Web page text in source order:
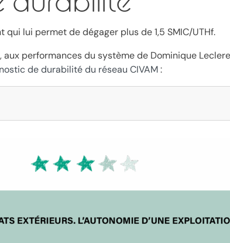
lui permet de dégager plus de 1,5 SMIC/UTHf.
performances du système de Dominique
de durabilité du réseau CIVAM: